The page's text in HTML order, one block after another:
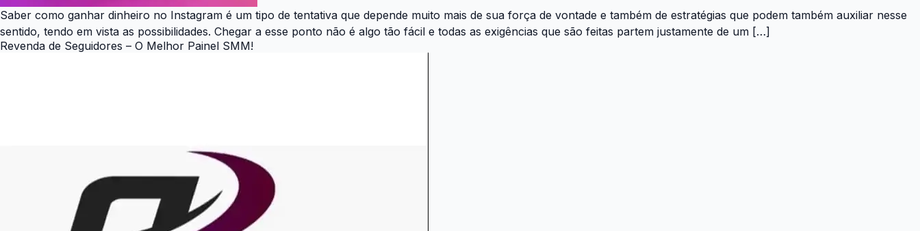
Saber como ganhar dinheiro no Instagram é um tipo de tentativa que depende muito mais de sua força de vontade e também de estratégias que podem também auxiliar nesse
sentido, tendo em vista as possibilidades. Chegar a esse ponto não é algo tão fácil e todas as exigências que são feitas partem justamente de um […]
Revenda de Seguidores – O Melhor Painel SMM!